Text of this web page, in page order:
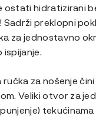
ostati hidratizirani
preklopni
za jednostavno
ispijanje.
ručka za nošenje
Veliki otvor za